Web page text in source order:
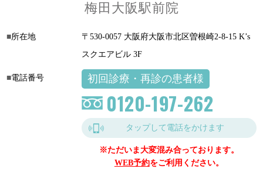
梅田大阪駅前院
所在地
〒530-0057 大阪府大阪市北区曽根崎2-8-15 K’s
スクエアビル 3F
電話番号 初回診療・再診の患者様
0120-197-262
タップして電話をかけます
※ただいま大変混み合っております。
WEB予約をご利用ください。